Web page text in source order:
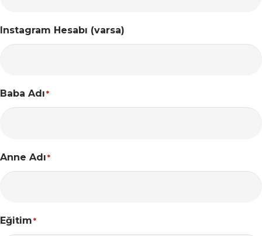
Instagram Hesabı (varsa)
Baba Adı*
Anne Adı*
Eğitim*